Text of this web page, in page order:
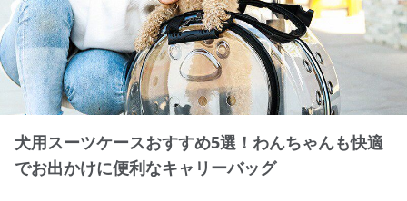
犬用スーツケースおすすめ5選！わんちゃんも快適
でお出かけに便利なキャリーバッグ